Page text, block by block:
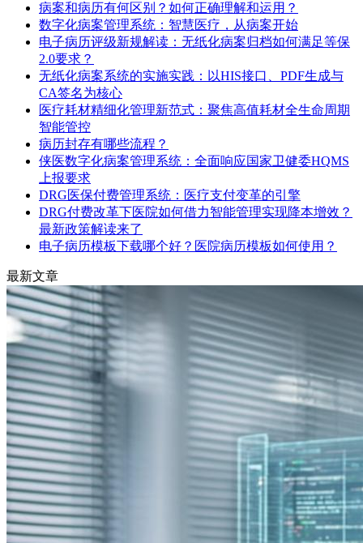
病案和病历有何区别？如何正确理解和运用？
数字化病案管理系统：智慧医疗，从病案开始
电子病历评级新规解读：无纸化病案归档如何满足等保
2.0要求？
无纸化病案系统的实施实践：以HIS接口、PDF生成与
CA签名为核心
医疗耗材精细化管理新范式：聚焦高值耗材全生命周期
智能管控
病历封存有哪些流程？
侠医数字化病案管理系统：全面响应国家卫健委HQMS
上报要求
DRG医保付费管理系统：医疗支付变革的引擎
DRG付费改革下医院如何借力智能管理实现降本增效？
最新政策解读来了
电子病历模板下载哪个好？医院病历模板如何使用？
最新文章